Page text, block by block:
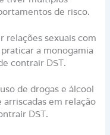
de risco.
relações sexuais com
a monogamia
contrair DST.
de drogas e álcool
arriscadas em relação
DST.